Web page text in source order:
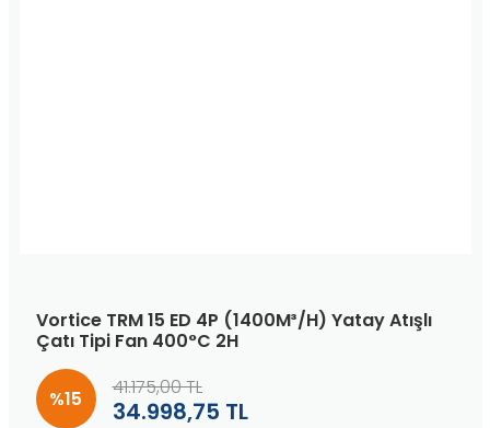
Vortice TRM 15 ED 4P (1400M³/H) Yatay Atışlı
Çatı Tipi Fan 400°C 2H
%15 34.998,75 TL
41.175,00 TL